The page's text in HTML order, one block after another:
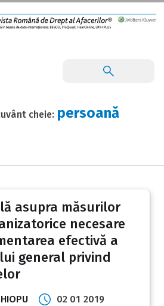
cheie: persoană
asupra măsurilor
necesare
efectivă a
general privind
02 01 2019